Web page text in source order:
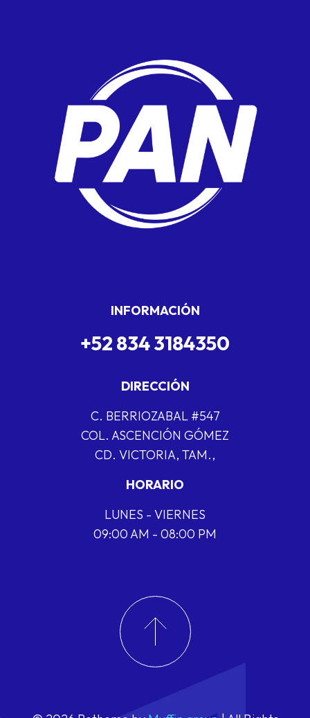
INFORMACIÓN
+52 834 3184350
DIRECCIÓN
C. BERRIOZABAL #547
COL. ASCENCIÓN GÓMEZ
CD. VICTORIA, TAM.,
HORARIO
LUNES - VIERNES
09:00 AM - 08:00 PM